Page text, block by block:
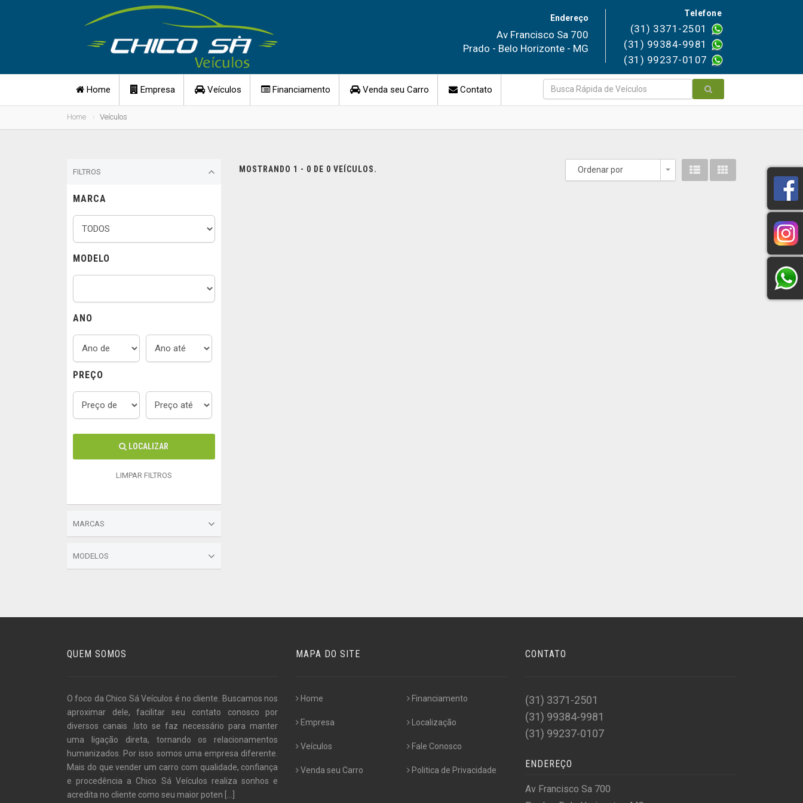
Telefone
(31) 3371-2501
(31) 99384-9981
(31) 99237-0107
Endereço
Av Francisco Sa 700
Prado - Belo Horizonte - MG
Home Empresa Veículos Financiamento Venda seu Carro Contato
Home Veículos
FILTROS
MARCA
MODELO
ANO
PREÇO
LOCALIZAR
LIMPAR FILTROS
MARCAS
MODELOS
MOSTRANDO 1 - 0 DE 0 VEÍCULOS. Ordenar por
Toggle Dropdown
QUEM SOMOS
O foco da Chico Sá Veículos é no cliente. Buscamos nos
aproximar dele, facilitar seu contato conosco por
diversos canais .Isto se faz necessário para manter
uma ligação direta, tornando os relacionamentos
humanizados. Por isso somos uma empresa diferente.
Mais do que vender um carro com qualidade, confiança
e procedência a Chico Sá Veículos realiza sonhos e
acredita no cliente como seu maior poten
MAPA DO SITE
Home
Empresa
Veículos
Venda seu Carro
Financiamento
Localização
Fale Conosco
Politica de Privacidade
CONTATO
(31) 3371-2501
(31) 99384-9981
(31) 99237-0107
ENDEREÇO
Av Francisco Sa 700